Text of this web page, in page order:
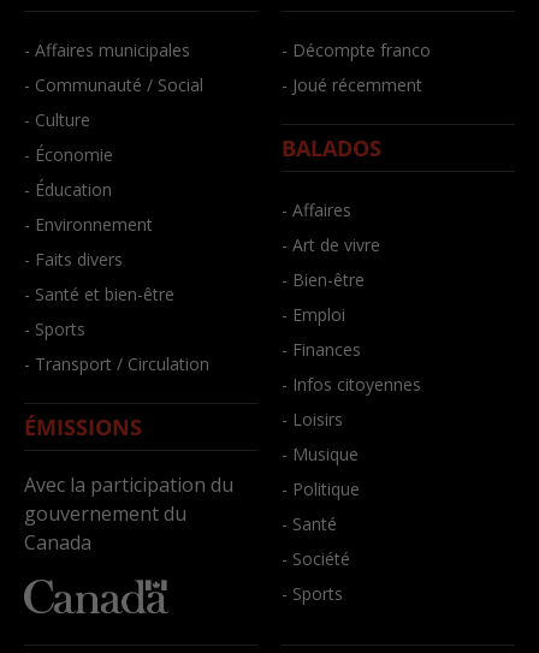
- Affaires municipales
- Communauté / Social
- Culture
- Économie
- Éducation
- Environnement
- Faits divers
- Santé et bien-être
- Sports
- Transport / Circulation
ÉMISSIONS
Avec la participation du
gouvernement du
Canada
- Décompte franco
- Joué récemment
BALADOS
- Affaires
- Art de vivre
- Bien-être
- Emploi
- Finances
- Infos citoyennes
- Loisirs
- Musique
- Politique
- Santé
- Société
- Sports